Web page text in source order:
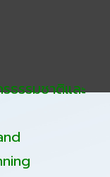
ธรรมชาติและ